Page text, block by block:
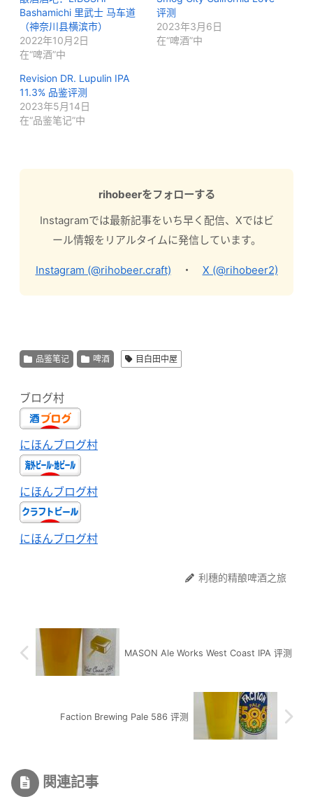
Bashamichi 里武士 马车道
（神奈川县横滨市）
2022年10月2日
在“啤酒”中
评测
2023年3月6日
在“啤酒”中
Revision DR. Lupulin IPA
11.3% 品鉴评测
2023年5月14日
在“品鉴笔记”中
rihobeerをフォローする
Instagramでは最新記事をいち早く配信、Xではビ
ール情報をリアルタイムに発信しています。
Instagram (@rihobeer.craft) ・ X (@rihobeer2)
品鉴笔记 啤酒 目白田中屋
ブログ村
にほんブログ村
にほんブログ村
にほんブログ村
利穗的精酿啤酒之旅
MASON Ale Works West Coast IPA 评测
Faction Brewing Pale 586 评测
関連記事